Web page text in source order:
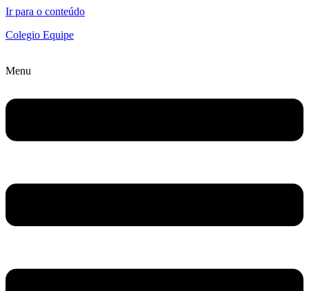
Ir para o conteúdo
Colegio Equipe
Menu